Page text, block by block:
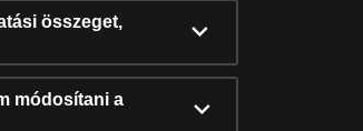
összeget,
módosítani a